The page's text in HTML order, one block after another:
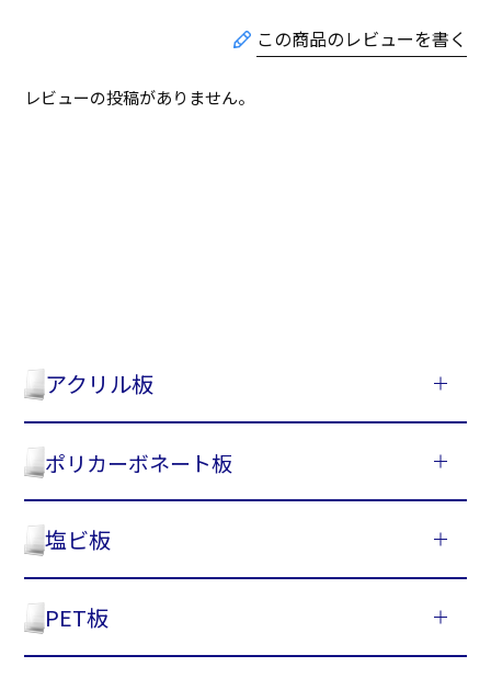
アクリル板
ポリカーボネート板
塩ビ板
PET板
レビューの投稿がありません。